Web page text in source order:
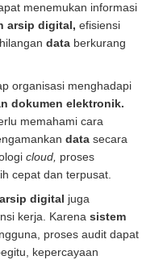
menemukan informasi
arsip digital, efisiensi
data berkurang
organisasi menghadapi
dokumen elektronik.
memahami cara
data secara
cloud, proses
cepat dan terpusat.
digital juga
kerja. Karena sistem
proses audit dapat
kepercayaan